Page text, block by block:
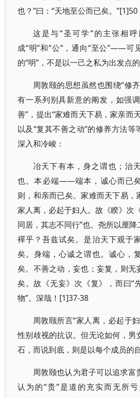
也？”曰：“天地至公而已矣。”[1]50
这是与“圣可学”的主张相
成“明”和“公”，通向“至公”——可
的“明”，不是以一己之私为出发点
周敦颐的思想虽然也围绕“修
有一系列别具新意的阐发，如强
善”，提出“家难而天下易，家亲而
以及“复其不善之动”的修养方法等
深入和冷峻：
冶天下有本，身之谓也；治
也。本必端——端本，诚心而已
则，和亲而已矣。家难而天下易，
家人离，必起于妇人。故《睽》次
同居，其志不同行”也。尧所以厘
襌乎？吾兹试矣。是治天下观于
矣。身端，心诚之谓也。诚心，
矣。不善之动，妄也；妄复，则无
矣。故《无妄》次《复》，而曰“
物”。深哉！[1]37-38
周敦颐所言“家人离，必起于
性别歧视的抗议。但无论如何，男
石，而说到底，则是以每个成员的
周敦颐也认为君子可以追求富
认为的“贵”是道的充实而无所